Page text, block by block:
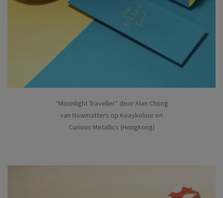
“Moonlight Traveller” door Alan Chong
van Nowmatters op Keaykolour en
Curious Metallics (Hongkong)